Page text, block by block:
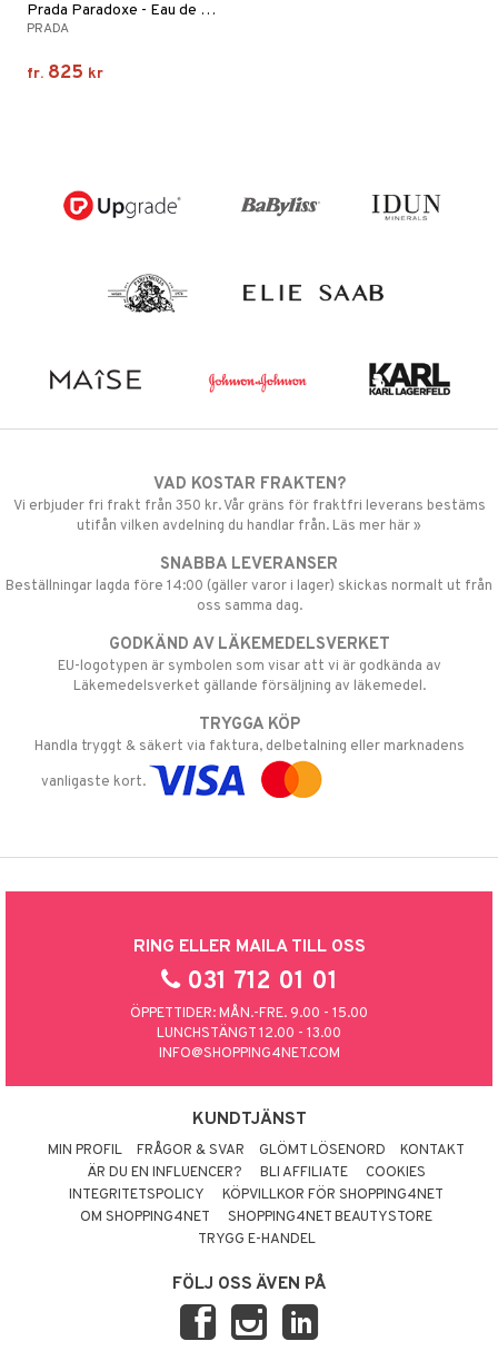
Prada Paradoxe - Eau de parfum Intense
PRADA
fr. 825 kr
VAD KOSTAR FRAKTEN?
Vi erbjuder fri frakt från 350 kr. Vår gräns för fraktfri leverans bestäms
utifån vilken avdelning du handlar från. Läs mer här »
SNABBA LEVERANSER
Beställningar lagda före 14:00 (gäller varor i lager) skickas normalt ut från
oss samma dag.
GODKÄND AV LÄKEMEDELSVERKET
EU-logotypen är symbolen som visar att vi är godkända av
Läkemedelsverket gällande försäljning av läkemedel.
TRYGGA KÖP
Handla tryggt & säkert via faktura, delbetalning eller marknadens
vanligaste kort.
RING ELLER MAILA TILL OSS
031 712 01 01
ÖPPETTIDER: MÅN.-FRE. 9.00 - 15.00
LUNCHSTÄNGT 12.00 - 13.00
INFO@SHOPPING4NET.COM
KUNDTJÄNST
MIN PROFIL FRÅGOR & SVAR GLÖMT LÖSENORD
KONTAKT
ÄR DU EN INFLUENCER?
BLI AFFILIATE
COOKIES
INTEGRITETSPOLICY
KÖPVILLKOR FÖR SHOPPING4NET
OM SHOPPING4NET
SHOPPING4NET BEAUTYSTORE
TRYGG E-HANDEL
FÖLJ OSS ÄVEN PÅ